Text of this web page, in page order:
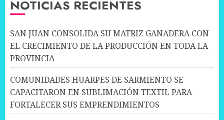
NOTICIAS RECIENTES
SAN JUAN CONSOLIDA SU MATRIZ GANADERA CON
EL CRECIMIENTO DE LA PRODUCCIÓN EN TODA LA
PROVINCIA
COMUNIDADES HUARPES DE SARMIENTO SE
CAPACITARON EN SUBLIMACIÓN TEXTIL PARA
FORTALECER SUS EMPRENDIMIENTOS